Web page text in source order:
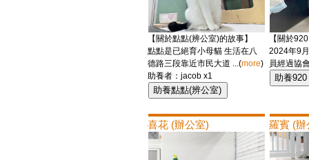
【關於點點(辨公室)的故事】
點點是已絕育小母貓 生活在八
德路三段靠近市民大道 ...(more)
助養者：jacob x1
【關於
2024年9
員經過協
喜花 (辦公室) 羅賓 (辦